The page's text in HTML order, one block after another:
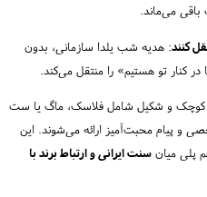
می‌ماند.
کنند: هدیه شب یلدا سازمانی، بدون
در کنار تو هستیم» را منتقل می‌کند.
کوچک و شکیل شامل فلاسک، ماگ یا ست
و پیام محبت‌آمیز ارائه می‌شوند. این
پلی میان سنت ایرانی و ارتباط برند با